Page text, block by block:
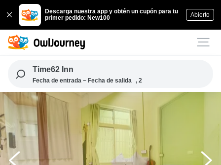
Descarga nuestra app y obtén un cupón para tu
primer pedido: New100
Abierto
Time62 Inn
Fecha de entrada ~ Fecha de salida , 2